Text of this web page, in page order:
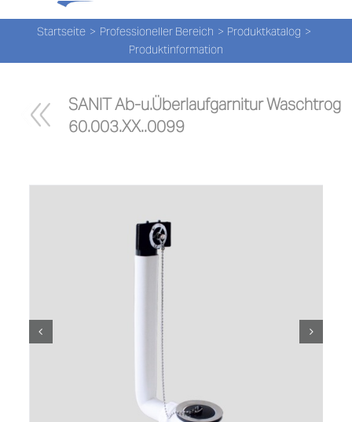
ÜBER
nach:
Startseite Professioneller Bereich
Produktkatalog
Produktinformation
SANIT Ab-u.Überlaufgarnitur Waschtrog
60.003.XX..0099